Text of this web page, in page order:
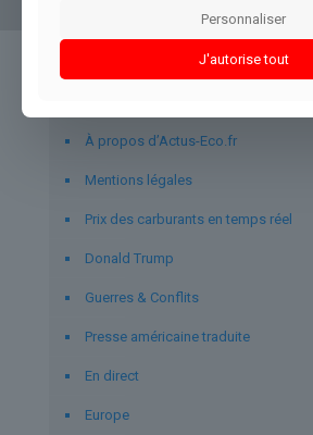
À propos d’Actus-Eco.fr
Mentions légales
Prix des carburants en temps réel
Donald Trump
Guerres & Conflits
Presse américaine traduite
En direct
Europe
Personnaliser
J'autorise tout